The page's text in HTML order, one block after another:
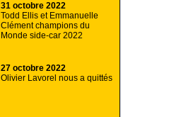
31 octobre 2022
Todd Ellis et Emmanuelle
Clément champions du
Monde side-car 2022
27 octobre 2022
Olivier Lavorel nous a quittés